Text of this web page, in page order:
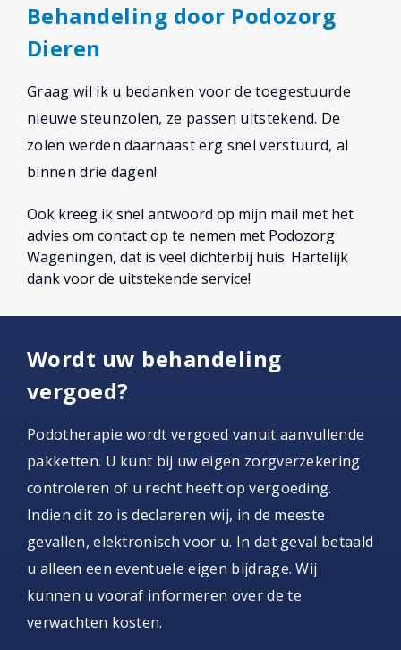
Behandeling door Podozorg
Dieren
Graag wil ik u bedanken voor de toegestuurde
nieuwe steunzolen, ze passen uitstekend. De
zolen werden daarnaast erg snel verstuurd, al
binnen drie dagen!
Ook kreeg ik snel antwoord op mijn mail met het
advies om contact op te nemen met Podozorg
Wageningen, dat is veel dichterbij huis. Hartelijk
dank voor de uitstekende service!
Wordt uw behandeling
vergoed?
Podotherapie wordt vergoed vanuit aanvullende
pakketten. U kunt bij uw eigen zorgverzekering
controleren of u recht heeft op vergoeding.
Indien dit zo is declareren wij, in de meeste
gevallen, elektronisch voor u. In dat geval betaald
u alleen een eventuele eigen bijdrage. Wij
kunnen u vooraf informeren over de te
verwachten kosten.